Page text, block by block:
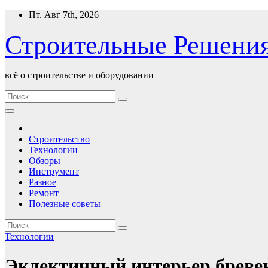
Перейти
содержимому
Пт. Авг 7th, 2026
Строительные
всё о строительстве и оборудовании
Строительство
Технологии
Обзоры
Инструмент
Разное
Ремонт
Полезные советы
Технологии